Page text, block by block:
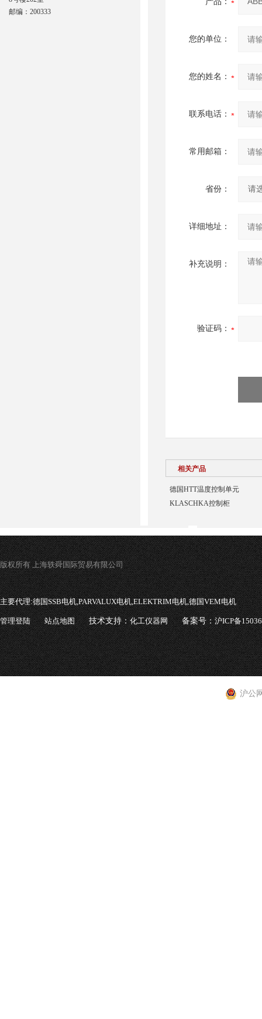
您的单位：
您的姓名：
联系电话：
常用邮箱：
省份：
详细地址：
补充说明：
验证码：
相关产品
德国HTT温度控制单元
KLASCHKA控制柜
邮编：200333
版权所有 上海轶舜国际贸易有限公司
主要代理:德国SSB电机,PARVALUX电机,ELEKTRIM电机,德国VEM电机
管理登陆 站点地图 技术支持：化工仪器网 备案号：沪ICP备
沪公